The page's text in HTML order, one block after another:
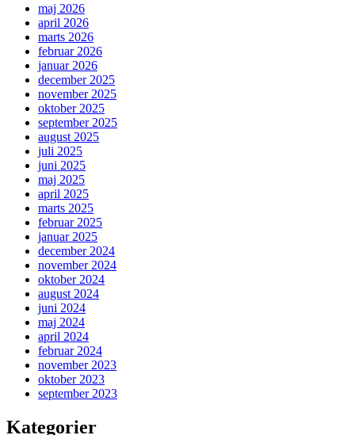
maj 2026
april 2026
marts 2026
februar 2026
januar 2026
december 2025
november 2025
oktober 2025
september 2025
august 2025
juli 2025
juni 2025
maj 2025
april 2025
marts 2025
februar 2025
januar 2025
december 2024
november 2024
oktober 2024
august 2024
juni 2024
maj 2024
april 2024
februar 2024
november 2023
oktober 2023
september 2023
Kategorier